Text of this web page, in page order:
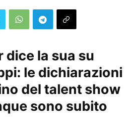
dice la sua su
le dichiarazioni
del talent show
sono subito